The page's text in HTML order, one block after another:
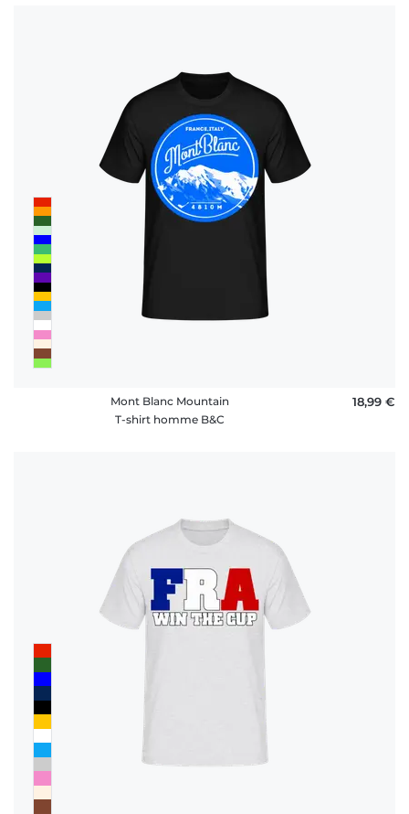
Mont Blanc Mountain
T-shirt homme B&C
18,99 €